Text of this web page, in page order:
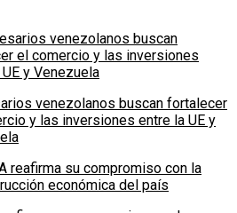
venezolanos buscan fortalecer
y las inversiones entre la UE y